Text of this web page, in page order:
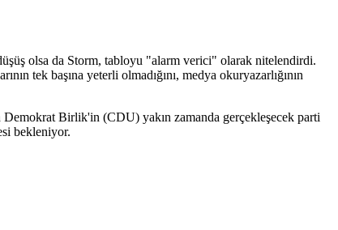
olsa da Storm, tabloyu "alarm verici" olarak nitelendirdi.
tek başına yeterli olmadığını, medya okuryazarlığının
Birlik'in (CDU) yakın zamanda gerçekleşecek parti
bekleniyor.